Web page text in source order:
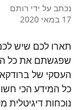
נכתב על ידי רותם
17 במאי 2020
תארו לכם שיש
שפגשתם את כל
העסקי של
כל המידע הכי
נוכחות דיגיטלית